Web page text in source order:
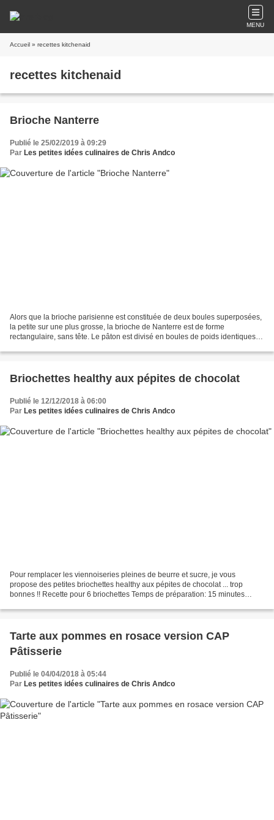
MENU
Accueil » recettes kitchenaid
recettes kitchenaid
Brioche Nanterre
Publié le 25/02/2019 à 09:29
Par Les petites idées culinaires de Chris Andco
Alors que la brioche parisienne est constituée de deux boules superposées,
la petite sur une plus grosse, la brioche de Nanterre est de forme
rectangulaire, sans tête. Le pâton est divisé en boules de poids identiques,
Briochettes healthy aux pépites de chocolat
Publié le 12/12/2018 à 06:00
Par Les petites idées culinaires de Chris Andco
Pour remplacer les viennoiseries pleines de beurre et sucre, je vous
propose des petites briochettes healthy aux pépites de chocolat ... trop
bonnes !! Recette pour 6 briochettes Temps de préparation: 15 minutes
Tarte aux pommes en rosace version CAP
Pâtisserie
Publié le 04/04/2018 à 05:44
Par Les petites idées culinaires de Chris Andco